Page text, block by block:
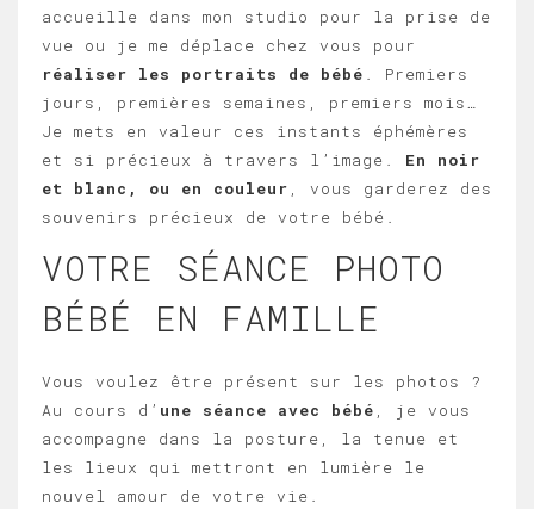
accueille dans mon studio pour la prise de
vue ou je me déplace chez vous pour
réaliser les portraits de bébé . Premiers
jours, premières semaines, premiers mois…
Je mets en valeur ces instants éphémères
et si précieux à travers l’image. En noir
et blanc, ou en couleur , vous garderez des
souvenirs précieux de votre bébé.
VOTRE SÉANCE PHOTO
BÉBÉ EN FAMILLE
Vous voulez être présent sur les photos ?
Au cours d’ une séance avec bébé , je vous
accompagne dans la posture, la tenue et
les lieux qui mettront en lumière le
nouvel amour de votre vie.